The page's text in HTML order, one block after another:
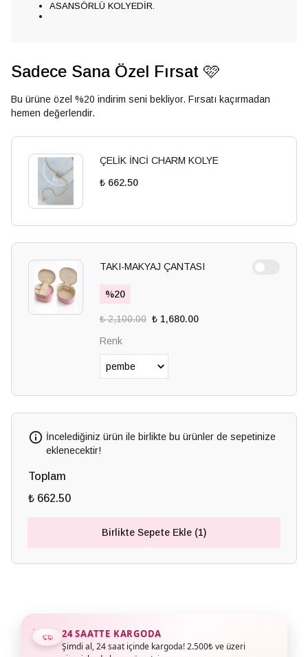
ASANSÖRLÜ KOLYEDİR.
Sadece Sana Özel Fırsat 🩷
Bu ürüne özel %20 indirim seni bekliyor. Fırsatı kaçırmadan
hemen değerlendir.
ÇELİK İNCİ CHARM KOLYE
₺ 662.50
TAKI-MAKYAJ ÇANTASI
%20
₺ 2,100.00 ₺ 1,680.00
Renk
İncelediğiniz ürün ile birlikte bu ürünler de sepetinize
eklenecektir!
Toplam
₺ 662.50
Birlikte Sepete Ekle (1)
24 SAATTE KARGODA
Şimdi al, 24 saat içinde kargoda! 2.500₺ ve üzeri